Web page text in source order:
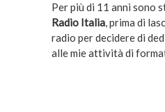
Per più di 11 anni sono
Radio Italia, prima di
radio per decidere di
alle mie attività di